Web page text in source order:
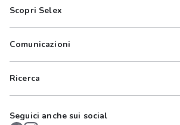
Scopri Selex
Comunicazioni
Ricerca
Seguici anche sui social